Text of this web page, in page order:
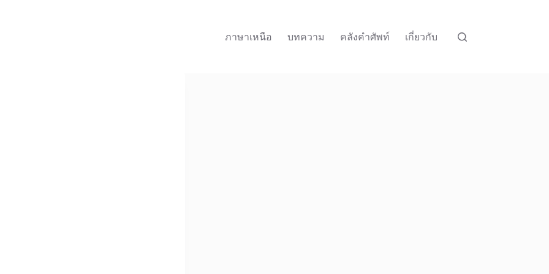
ภาษาเหนือ
บทความ คลังคำศัพท์ เกี่ยวกับ